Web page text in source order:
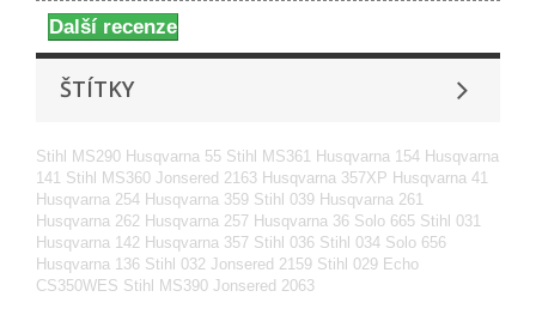
Další recenze
ŠTÍTKY
Stihl MS290 Husqvarna 55 Stihl MS361 Husqvarna 154 Husqvarna
141 Stihl MS360 Jonsered 2163 Husqvarna 357XP Husqvarna 41
Husqvarna 254 Husqvarna 359 Stihl 039 Husqvarna 261
Husqvarna 262 Husqvarna 257 Husqvarna 36 Solo 665 Stihl 031
Husqvarna 142 Husqvarna 357 Stihl 036 Stihl 034 Solo 656
Husqvarna 136 Stihl 032 Jonsered 2159 Stihl 029 Echo
CS350WES Stihl MS390 Jonsered 2063